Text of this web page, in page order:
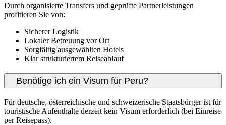
Durch organisierte Transfers und geprüfte Partnerleistungen
profitieren Sie von:
Sicherer Logistik
Lokaler Betreuung vor Ort
Sorgfältig ausgewählten Hotels
Klar strukturiertem Reiseablauf
Benötige ich ein Visum für Peru?
Für deutsche, österreichische und schweizerische Staatsbürger ist für
touristische Aufenthalte derzeit kein Visum erforderlich (bei Einreise
per Reisepass).